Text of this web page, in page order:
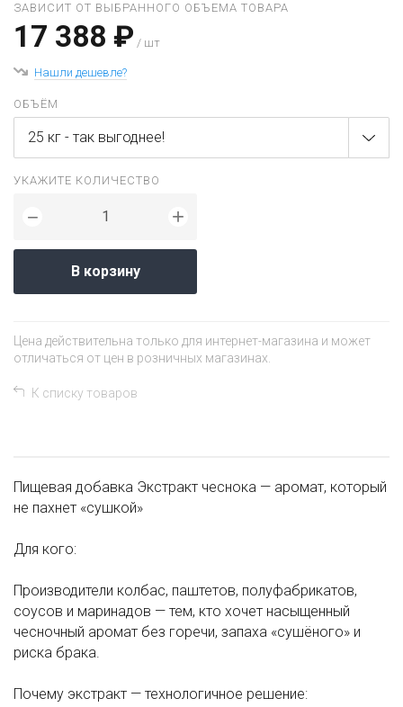
ЗАВИСИТ ОТ ВЫБРАННОГО ОБЪЕМА ТОВАРА
17 388 ₽ / шт
Нашли дешевле?
ОБЪЁМ
25 кг - так выгоднее!
УКАЖИТЕ КОЛИЧЕСТВО
− +
В корзину
Цена действительна только для интернет-магазина и может
отличаться от цен в розничных магазинах.
К списку товаров
Пищевая добавка Экстракт чеснока — аромат, который
не пахнет «сушкой»
Для кого:
Производители колбас, паштетов, полуфабрикатов,
соусов и маринадов — тем, кто хочет насыщенный
чесночный аромат без горечи, запаха «сушёного» и
риска брака.
Почему экстракт — технологичное решение: